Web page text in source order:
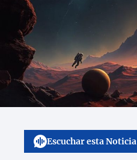
Escuchar esta Noticia